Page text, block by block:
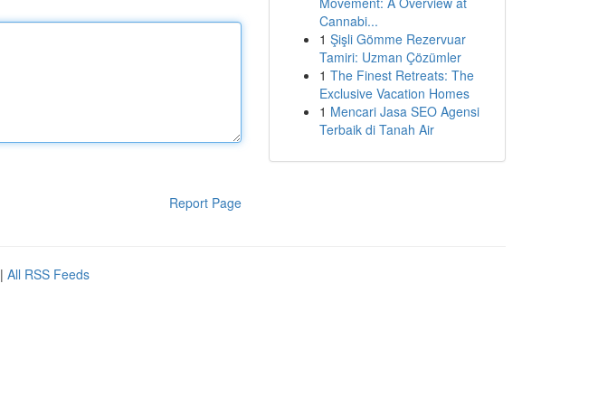
Report Page
Cannabi...
1 Şişli Gömme Rezervuar
Tamiri: Uzman Çözümler
1 The Finest Retreats: The
Exclusive Vacation Homes
1 Mencari Jasa SEO Agensi
Terbaik di Tanah Air
| All RSS Feeds